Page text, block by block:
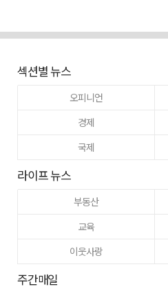
섹션별 뉴스
오피니언
경제
국제
라이프 뉴스
부동산
교육
이웃사랑
주간매일